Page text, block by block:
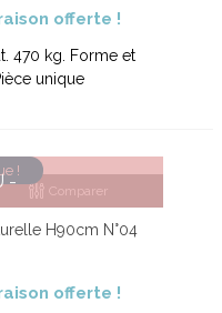
offerte !
470 kg. Forme et
unique
!
- Comparer
H90cm N°04
offerte !